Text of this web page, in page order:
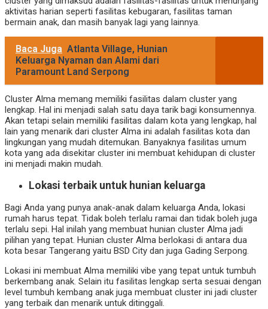
aktivitas harian seperti fasilitas kebugaran, fasilitas taman
bermain anak, dan masih banyak lagi yang lainnya.
Baca Juga Atlanta Village, Hunian
Keluarga Nyaman dan Alami dari
Paramount Land Serpong
Cluster Alma memang memiliki fasilitas dalam cluster yang
lengkap. Hal ini menjadi salah satu daya tarik bagi konsumennya.
Akan tetapi selain memiliki fasilitas dalam kota yang lengkap, hal
lain yang menarik dari cluster Alma ini adalah fasilitas kota dan
lingkungan yang mudah ditemukan. Banyaknya fasilitas umum
kota yang ada disekitar cluster ini membuat kehidupan di cluster
ini menjadi makin mudah.
Lokasi terbaik untuk hunian keluarga
Bagi Anda yang punya anak-anak dalam keluarga Anda, lokasi
rumah harus tepat. Tidak boleh terlalu ramai dan tidak boleh juga
terlalu sepi. Hal inilah yang membuat hunian cluster Alma jadi
pilihan yang tepat. Hunian cluster Alma berlokasi di antara dua
kota besar Tangerang yaitu BSD City dan juga Gading Serpong.
Lokasi ini membuat Alma memiliki vibe yang tepat untuk tumbuh
berkembang anak. Selain itu fasilitas lengkap serta sesuai dengan
level tumbuh kembang anak juga membuat cluster ini jadi cluster
yang terbaik dan menarik untuk ditinggali.